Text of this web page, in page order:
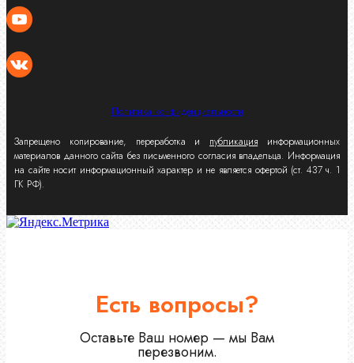
Политика конфиденциальности
Запрещено копирование, переработка и публикация информационных
материалов данного сайта без письменного согласия владельца. Информация
на сайте носит информационный характер и не является офертой (ст. 437 ч. 1
ГК РФ).
Есть вопросы?
Оставьте Ваш номер — мы Вам
перезвоним.